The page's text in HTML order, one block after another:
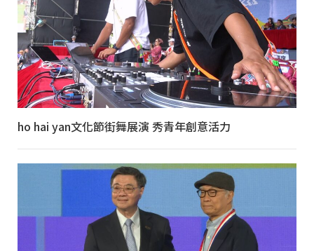
ho hai yan文化節街舞展演 秀青年創意活力